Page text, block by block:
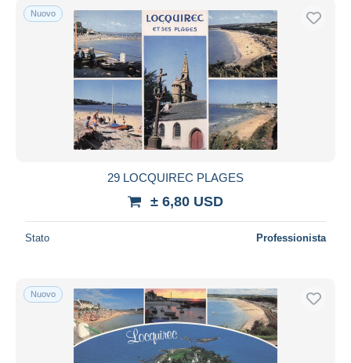
Nuovo
29 LOCQUIREC PLAGES
± 6,80 USD
Stato Professionista
Nuovo